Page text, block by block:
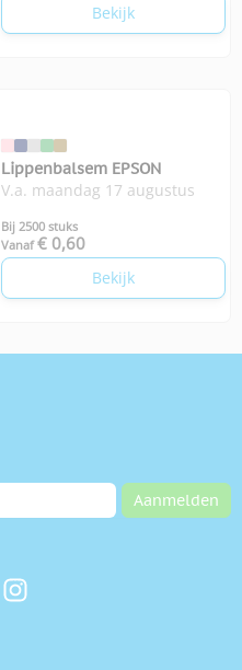
Bekijk
Lippenbalsem EPSON
V.a. maandag 17 augustus
Bij 2500 stuks
Vanaf € 0,60
Bekijk
Aanmelden